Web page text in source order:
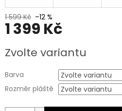
1 599 Kč –12 %
1 399 Kč
cena:
Zvolte variantu
Barva
Rozměr pláště